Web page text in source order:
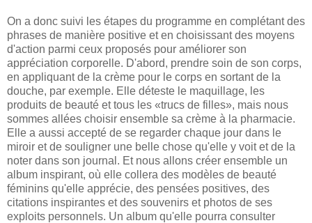
On a donc suivi les étapes du programme en complétant des
phrases de manière positive et en choisissant des moyens
d'action parmi ceux proposés pour améliorer son
appréciation corporelle. D'abord, prendre soin de son corps,
en appliquant de la crème pour le corps en sortant de la
douche, par exemple. Elle déteste le maquillage, les
produits de beauté et tous les «trucs de filles», mais nous
sommes allées choisir ensemble sa crème à la pharmacie.
Elle a aussi accepté de se regarder chaque jour dans le
miroir et de souligner une belle chose qu'elle y voit et de la
noter dans son journal. Et nous allons créer ensemble un
album inspirant, où elle collera des modèles de beauté
féminins qu'elle apprécie, des pensées positives, des
citations inspirantes et des souvenirs et photos de ses
exploits personnels. Un album qu'elle pourra consulter